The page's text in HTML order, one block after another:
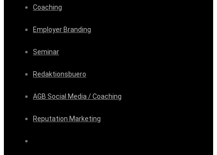
Coaching
Employer Branding
Seminar
Redaktionsbuero
AGB Social Media / Coaching
Reputation Marketing